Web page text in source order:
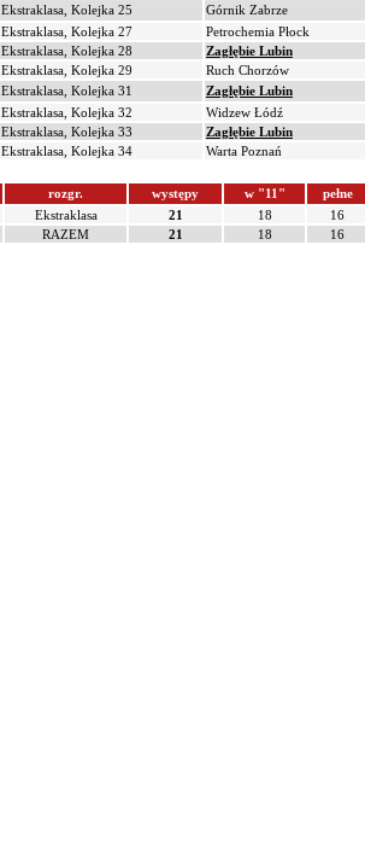
Ekstraklasa, Kolejka 25
Górnik Zabrze
Ekstraklasa, Kolejka 27
Petrochemia Płock
Ekstraklasa, Kolejka 28
Zagłębie Lubin
Ekstraklasa, Kolejka 29
Ruch Chorzów
Ekstraklasa, Kolejka 31
Zagłębie Lubin
Ekstraklasa, Kolejka 32
Widzew Łódź
Ekstraklasa, Kolejka 33
Zagłębie Lubin
Ekstraklasa, Kolejka 34 Warta Poznań
rozgr. występy w "11"
pełne
Ekstraklasa 21 18
16
RAZEM 21 18 16